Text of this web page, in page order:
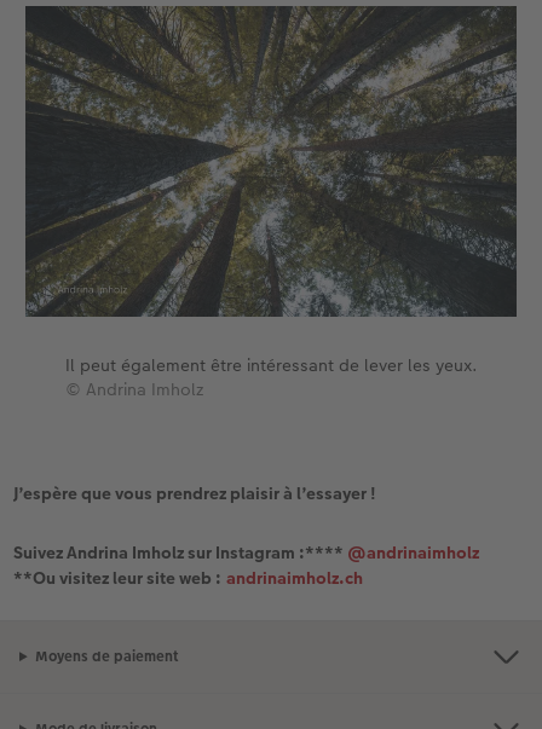
Il peut également être intéressant de lever les yeux.
© Andrina Imholz
J’espère que vous prendrez plaisir à l’essayer !
Suivez Andrina Imholz sur Instagram :**** @andrinaimholz
**Ou visitez leur site web : andrinaimholz.ch
Moyens de paiement